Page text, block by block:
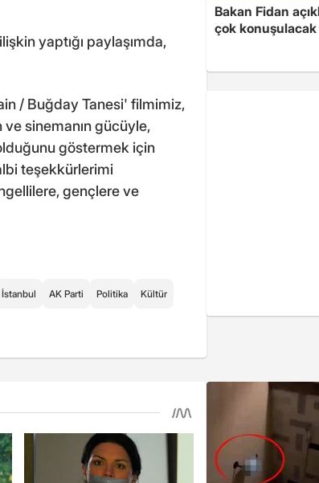
yaptığı paylaşımda,
/ Buğday Tanesi' filmimiz,
ve sinemanın gücüyle,
göstermek için
teşekkürlerimi
gençlere ve
İstanbul AK Parti Politika Kültür
Bakan Fidan
çok konuşulacak